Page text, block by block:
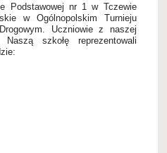
Podstawowej nr 1 w Tczewie
w Ogólnopolskim Turnieju
Uczniowie z naszej
szkołę reprezentowali